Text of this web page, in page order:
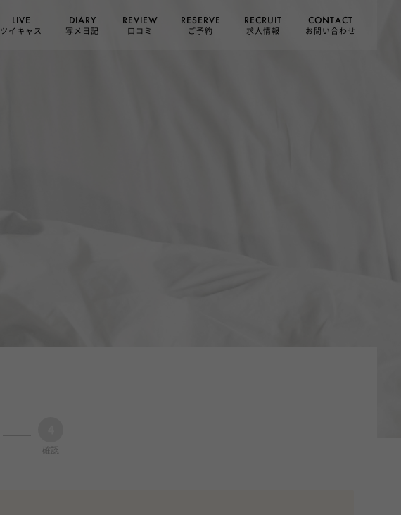
LIVE
ツイキャス
DIARY
写メ日記
REVIEW
口コミ
RESERVE
ご予約
RECRUIT
求人情報
CONTACT
お問い合わせ
確認